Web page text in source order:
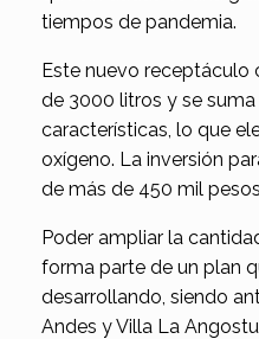
tiempos de pandemia.
Este nuevo receptáculo
de 3000 litros y se
características, lo que
oxígeno. La inversión
de más de 450 mil
Poder ampliar la
forma parte de un plan
desarrollando, siendo
Andes y Villa La